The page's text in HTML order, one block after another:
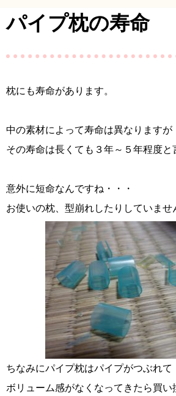
パイプ枕の寿命
枕にも寿命があります。
中の素材によって寿命は異なりますが
その寿命は長くても３年～５年程度と
意外に短命なんですね・・・
お使いの枕、型崩れしたりしていませ
ちなみにパイプ枕はパイプがつぶれて
ボリューム感がなくなってきたら買い